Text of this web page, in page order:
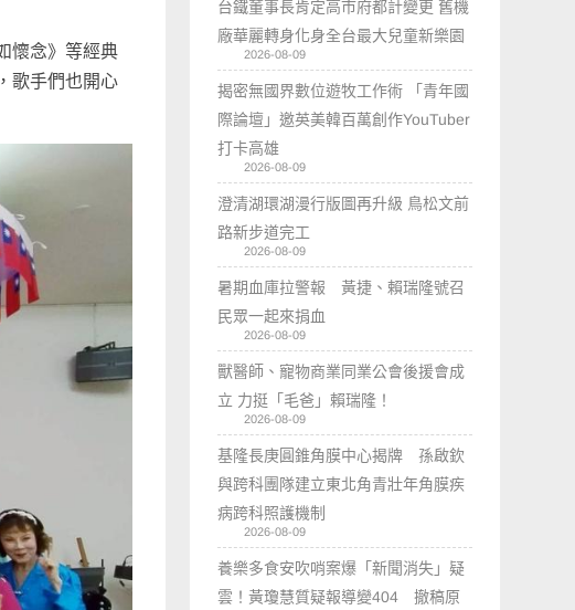
懷念》等經典
歌手們也開心
台鐵董事長肯定高市府都計變更 舊機
廠華麗轉身化身全台最大兒童新樂園
2026-08-09
揭密無國界數位遊牧工作術 「青年國
際論壇」邀英美韓百萬創作YouTuber
打卡高雄
2026-08-09
澄清湖環湖漫行版圖再升級 鳥松文前
路新步道完工
2026-08-09
暑期血庫拉警報 黃捷、賴瑞隆號召
民眾一起來捐血
2026-08-09
獸醫師、寵物商業同業公會後援會成
立 力挺「毛爸」賴瑞隆！
2026-08-09
基隆長庚圓錐角膜中心揭牌 孫啟欽
與跨科團隊建立東北角青壯年角膜疾
病跨科照護機制
2026-08-09
養樂多食安吹哨案爆「新聞消失」疑
雲！黃瓊慧質疑報導變404 撤稿原